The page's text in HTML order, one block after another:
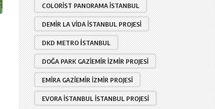
COLORIST PANORAMA İSTANBUL
DEMIR LA VIDA İSTANBUL PROJESI
DKD METRO İSTANBUL
DOĞA PARK GAZIEMIR İZMIR PROJESI
EMIRA GAZIEMIR İZMIR PROJESI
EVORA İSTANBUL İSTANBUL PROJESI